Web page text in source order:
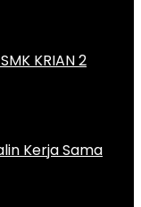
KRIAN 2
Kerja Sama